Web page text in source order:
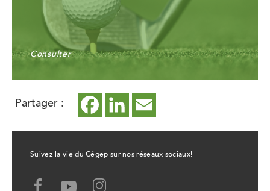
Partager : Facebook
ce
ouvrira
dans
LinkedIn
ce
ouvriraouvrira
Consulter
Suivez la vie du Cégep sur nos réseaux sociaux!
Facebook,Youtube,